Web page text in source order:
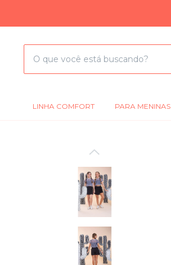
LINHA COMFORT PARA MENINAS